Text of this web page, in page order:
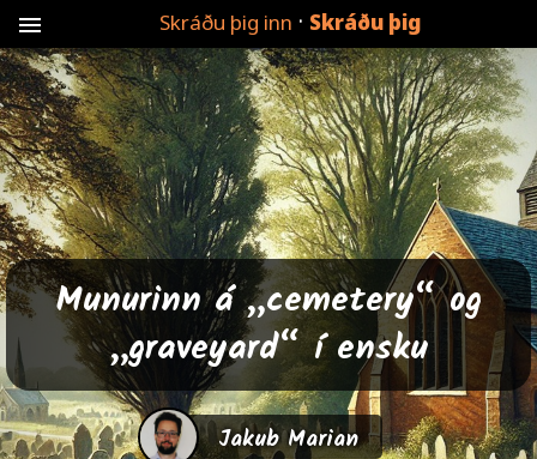
menu Skráðu þig inn · Skráðu þig
Munurinn á „cemetery“ og
„graveyard“ í ensku
Jakub Marian